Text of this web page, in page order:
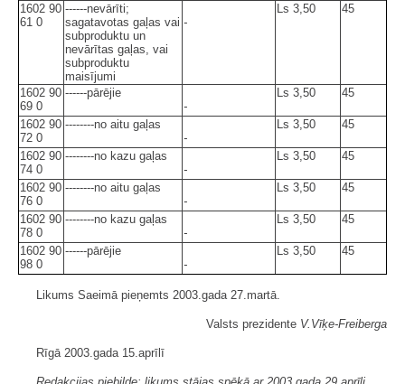
1602 90
61 0
------nevārīti;
sagatavotas gaļas vai
subproduktu un
nevārītas gaļas, vai
subproduktu
maisījumi
-
Ls 3,50 45
1602 90
69 0
------pārējie
-
Ls 3,50 45
1602 90
72 0
--------no aitu gaļas
-
Ls 3,50 45
1602 90
74 0
--------no kazu gaļas
-
Ls 3,50 45
1602 90
76 0
--------no aitu gaļas
-
Ls 3,50 45
1602 90
78 0
--------no kazu gaļas
-
Ls 3,50 45
1602 90
98 0
------pārējie
-
Ls 3,50 45
Likums Saeimā pieņemts 2003.gada 27.martā.
Valsts prezidente V.Vīķe-Freiberga
Rīgā 2003.gada 15.aprīlī